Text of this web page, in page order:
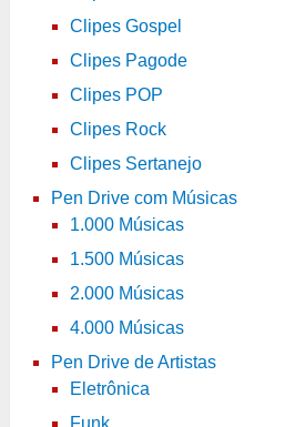
Clipes Gospel
Clipes Pagode
Clipes POP
Clipes Rock
Clipes Sertanejo
Pen Drive com Músicas
1.000 Músicas
1.500 Músicas
2.000 Músicas
4.000 Músicas
Pen Drive de Artistas
Eletrônica